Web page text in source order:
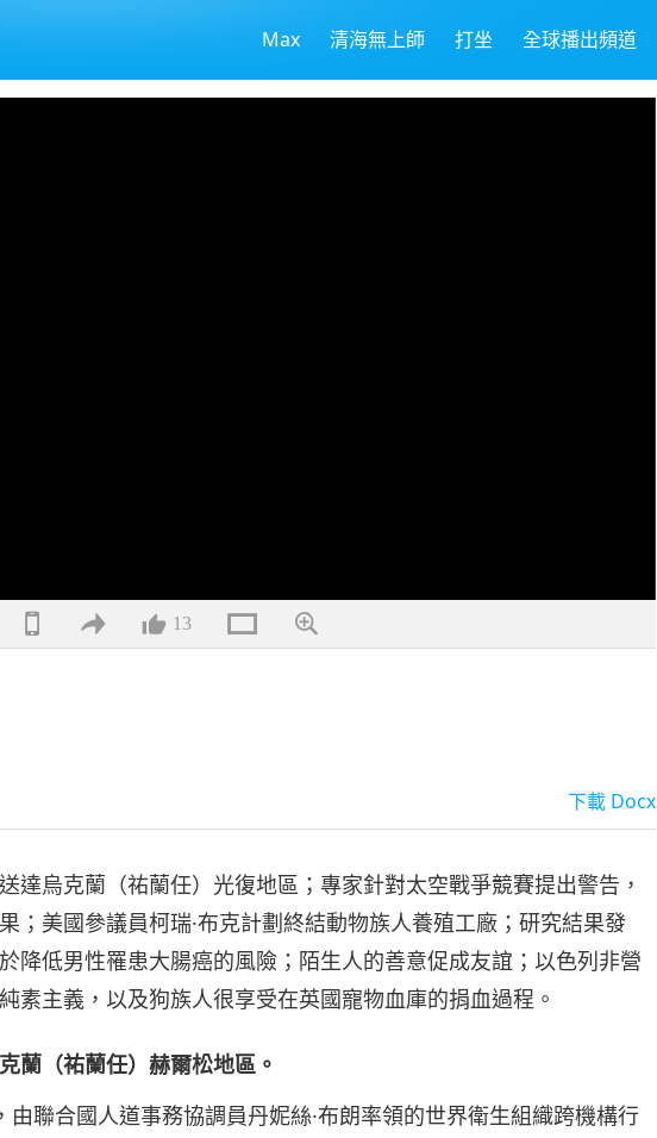
Max 清海無上師 打坐 全球播出頻道
13
下載 Docx
達烏克蘭（祐蘭任）光復地區；專家針對太空戰爭競賽提出警告，
；美國參議員柯瑞·布克計劃終結動物族人養殖工廠；研究結果發
降低男性罹患大腸癌的風險；陌生人的善意促成友誼；以色列非營
素主義，以及狗族人很享受在英國寵物血庫的捐血過程。
蘭（祐蘭任）赫爾松地區。
聯合國人道事務協調員丹妮絲·布朗率領的世界衛生組織跨機構行